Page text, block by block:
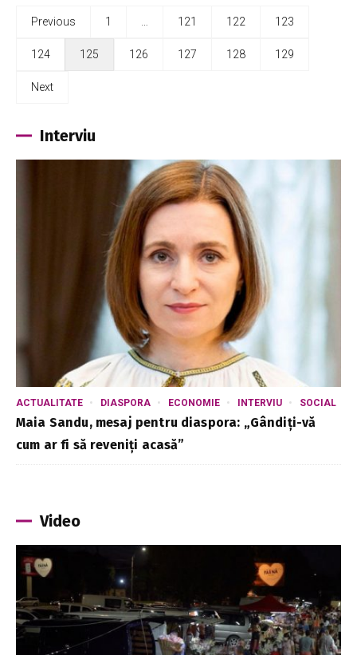
Previous 1 121 122 123
124 125 126 127 128 129
Next
Interviu
ACTUALITATE DIASPORA ECONOMIE INTERVIU SOCIAL
Maia Sandu, mesaj pentru diaspora: „Gândiți-vă
cum ar fi să reveniți acasă”
Video